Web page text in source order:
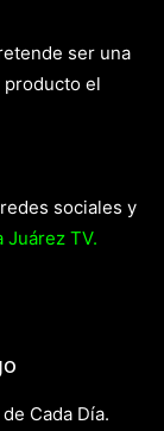
ser una
el
sociales y
Juárez TV.
Cada Día.